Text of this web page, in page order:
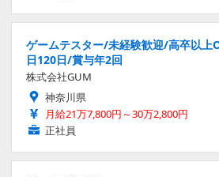
ゲームテスター/未経験歓迎/高卒以上
日120日/賞与年2回
株式会社GUM
神奈川県
月給21万7,800円～30万2,800円
正社員